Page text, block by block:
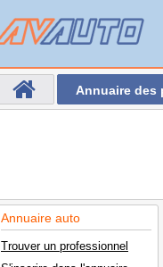
Annuaire des
Annuaire auto
Trouver un professionnel